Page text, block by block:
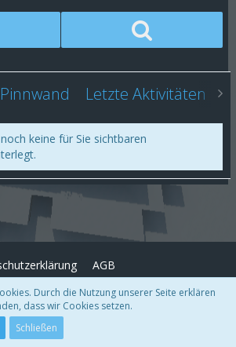
Pinnwand Letzte Aktivitäten
keine für Sie sichtbaren
AGB
© FrostArea.net2026
Software:
Durch die Nutzung unserer Seite erklären
dass wir Cookies setzen.
Schließen